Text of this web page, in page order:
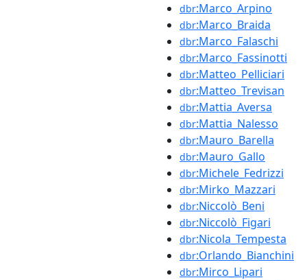
dbr:Marco_Arpino
dbr:Marco_Braida
dbr:Marco_Falaschi
dbr:Marco_Fassinotti
dbr:Matteo_Pelliciari
dbr:Matteo_Trevisan
dbr:Mattia_Aversa
dbr:Mattia_Nalesso
dbr:Mauro_Barella
dbr:Mauro_Gallo
dbr:Michele_Fedrizzi
dbr:Mirko_Mazzari
dbr:Niccolò_Beni
dbr:Niccolò_Figari
dbr:Nicola_Tempesta
dbr:Orlando_Bianchini
dbr:Mirco_Lipari